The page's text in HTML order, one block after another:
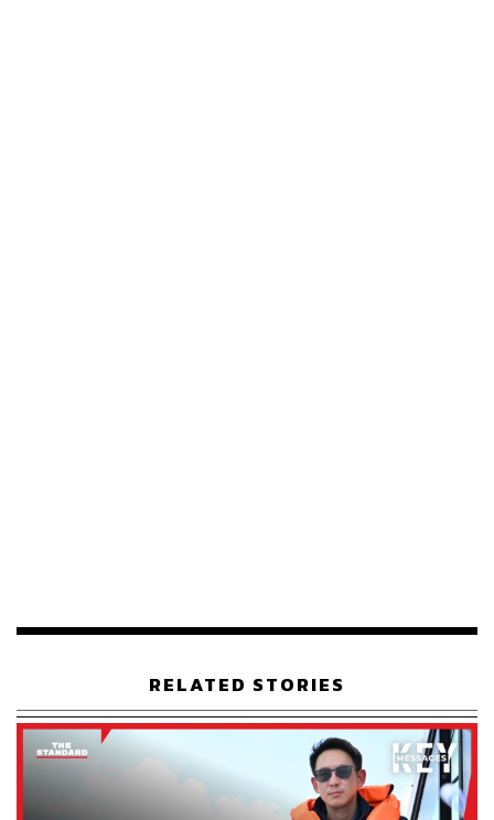
ได้เมื่อเกิดสถานการณ์
4. กรณีเกิดสถานการณ์ความไม่สงบอันส่งผลต่อความ
ปลอดภัยของประชาชนในพื้นที่ ให้จังหวัดรายงาน
สถานการณ์ให้กรมการปกครองทราบในวาระแรกโดยเร็ว
ที่สุดจนกว่าสถานการณ์จะคลี่คลาย
RELATED STORIES